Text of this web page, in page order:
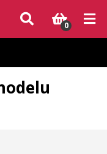
které nejsou skladem,
0